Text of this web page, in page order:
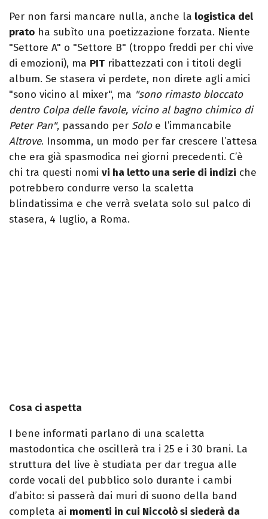
Per non farsi mancare nulla, anche la logistica del
prato ha subìto una poetizzazione forzata. Niente
"Settore A" o "Settore B" (troppo freddi per chi vive
di emozioni), ma PIT ribattezzati con i titoli degli
album. Se stasera vi perdete, non direte agli amici
"sono vicino al mixer", ma "sono rimasto bloccato
dentro Colpa delle favole, vicino al bagno chimico di
Peter Pan", passando per Soloe l’immancabile
Altrove. Insomma, un modo per far crescere l’attesa
che era già spasmodica nei giorni precedenti. C’è
chi tra questi nomi vi ha letto una serie di indizi che
potrebbero condurre verso la scaletta
blindatissima e che verrà svelata solo sul palco di
stasera, 4 luglio, a Roma.
Cosa ci aspetta
I bene informati parlano di una scaletta
mastodontica che oscillerà tra i 25 e i 30 brani. La
struttura del live è studiata per dar tregua alle
corde vocali del pubblico solo durante i cambi
d’abito: si passerà dai muri di suono della band
completa ai momenti in cui Niccolò si siederà da